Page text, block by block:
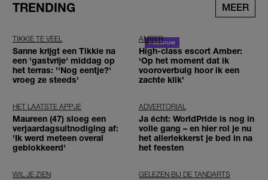
TRENDING MEER
TIKKIE TE VEEL
Sanne krijgt een Tikkie na
een 'gastvrije' middag op
het terras: ''Nog eentje?'
vroeg ze steeds'
AMBER
High-class escort Amber:
‘Op het moment dat ik
vooroverbuig hoor ik een
zachte klik’
HET LAATSTE APPJE
Maureen (47) sloeg een
verjaardagsuitnodiging af:
'Ik werd meteen overal
geblokkeerd'
ADVERTORIAL
Ja écht: WorldPride is nog in
volle gang – en hier rol je nu
het allerlekkerst je bed in na
het feesten
WIL JE ZIEN GELEZEN BIJ DE TANDARTS